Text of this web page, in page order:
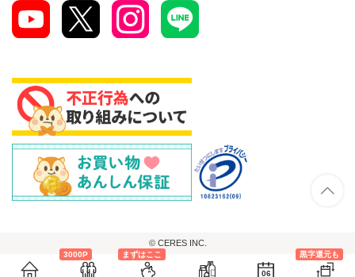
3000P まずはここ
06
黒字還元も
© CERES INC.